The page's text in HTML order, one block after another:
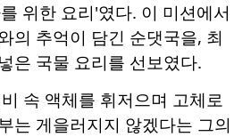
위한 요리'였다. 이 미션에서
의 추억이 담긴 순댓국을, 최
은 국물 요리를 선보였다.
속 액체를 휘저으며 고체로
는 게을러지지 않겠다는 그의